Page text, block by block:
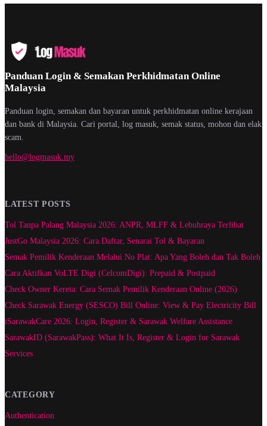
Panduan Login & Semakan Perkhidmatan Online
Malaysia
Panduan login, semakan dan bayaran untuk perkhidmatan online kerajaan
dan bank di Malaysia. Cari portal, log masuk, semak status, mohon dan elak
scam.
hello@logmasuk.my
LATEST POSTS
Tol Tanpa Palang Malaysia 2026: ANPR, MLFF & Lebuhraya Terlibat
JustGo Malaysia 2026: Cara Daftar, Senarai Tol & Bayaran
Semak Pemilik Kenderaan Melalui No Plat: Apa Yang Boleh dan Tak Boleh
Cara Aktifkan VoLTE Digi (CelcomDigi): Prepaid & Postpaid
Check Owner Kereta: Cara Semak Pemilik Kenderaan Online (2026)
Check Sarawak Energy (SESCO) Bill Online: View & Pay Electricity Bill
iSarawakCare 2026: Login, Register & Sarawak Welfare Assistance
SarawakID (SarawakPass): What It Is, Register & Login for Sarawak
Services
CATEGORY
Authentication